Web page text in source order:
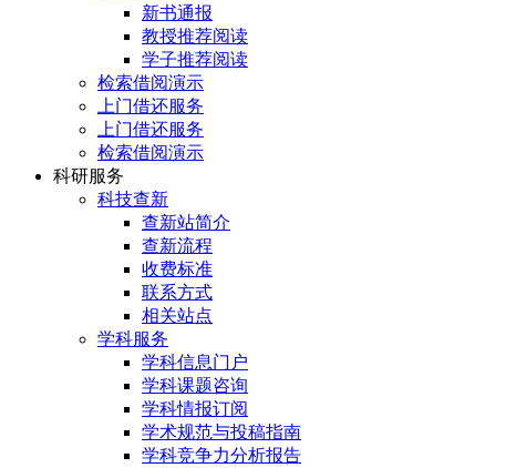
新书通报
教授推荐阅读
学子推荐阅读
检索借阅演示
上门借还服务
上门借还服务
检索借阅演示
科研服务
科技查新
查新站简介
查新流程
收费标准
联系方式
相关站点
学科服务
学科信息门户
学科课题咨询
学科情报订阅
学术规范与投稿指南
学科竞争力分析报告